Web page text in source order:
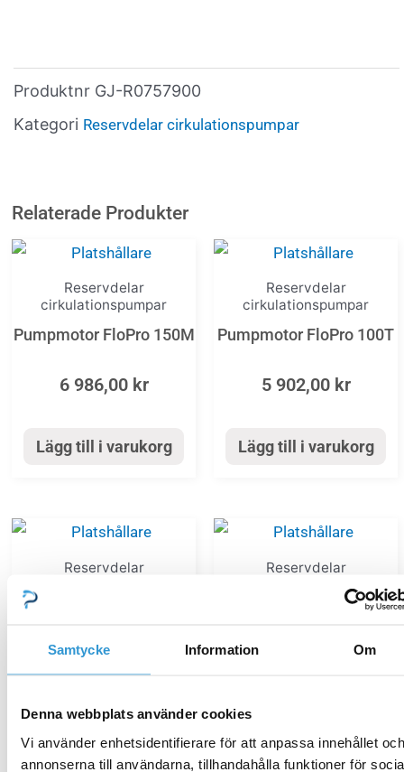
Samtycke Information Om
Denna webbplats använder cookies
Vi använder enhetsidentifierare för att anpassa innehållet och
annonserna till användarna, tillhandahålla funktioner för
Produktnr GJ-R0757900
Kategori Reservdelar cirkulationspumpar
Relaterade Produkter
Reservdelar
cirkulationspumpar
Pumpmotor FloPro 150M
6 986,00 kr
Lägg till i varukorg
Reservdelar
cirkulationspumpar
Pumpmotor FloPro 100T
5 902,00 kr
Lägg till i varukorg
Reservdelar
Pumpmotor FloPro 100M
6 097,00
Lägg till i varukorg
Reservdelar
Kondensator 12µF FloPro
Lägg till i varukorg